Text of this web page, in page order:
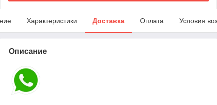
Характеристики Доставка Оплата Условия
Описание